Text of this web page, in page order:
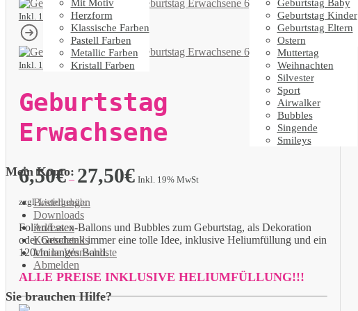
Mit Motiv
Herzform
Klassische Farben
Pastell Farben
Metallic Farben
Kristall Farben
Geburtstag Baby
Geburtstag Kinder
Geburtstag Eltern
Ostern
Muttertag
Weihnachten
Silvester
Sport
Airwalker
Bubbles
Singende
Smileys
Mein Konto:
Bestellungen
Downloads
Adressen
Kontodetails
Meine Wunschliste
Abmelden
Sie brauchen Hilfe?
Geburtstag Erwachsene 6,50 €–27,50€
Inkl. 19% MwSt
Geburtstag Erwachsene 6,50 €–27,50€
Inkl. 19% MwSt
Geburtstag
Erwachsene
6,50€– 27,50€ Inkl. 19% MwSt
zzgl.Liefergebühr
Folien/Latex-Ballons und Bubbles zum Geburtstag, als Dekoration
oder Geschenk immer eine tolle Idee, inklusive Heliumfüllung und ein
120cm langes Band.
ALLE PREISE INKLUSIVE HELIUMFÜLLUNG!!!